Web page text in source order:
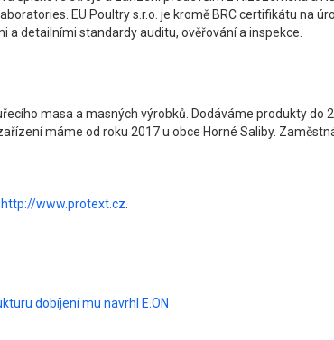
EU Poultry s.r.o. je kromě BRC certifikátu na
a detailními standardy auditu, ověřování a inspekce.
masa a masných výrobků. Dodáváme produkty
máme od roku 2017 u obce Horné Saliby.
http://www.protext.cz
dobíjení mu navrhl E.ON